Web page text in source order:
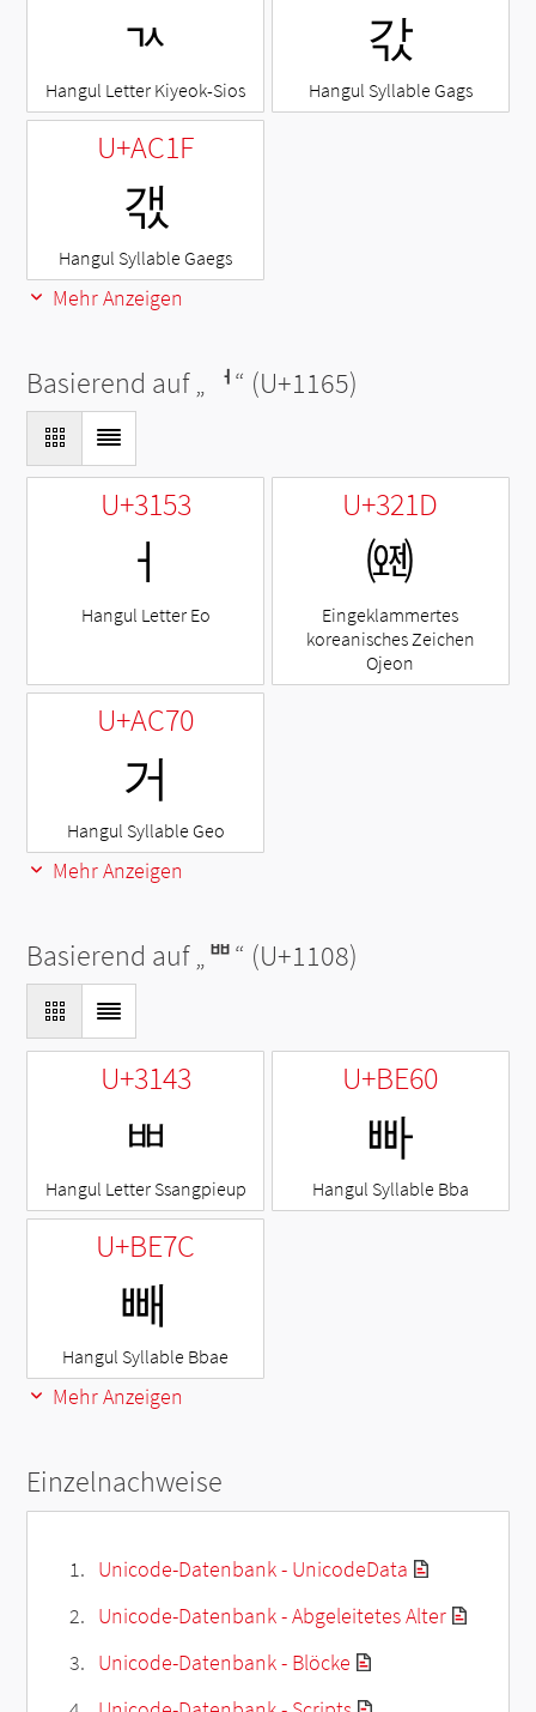
ㄳ
Hangul Letter Kiyeok-Sios
갃
Hangul Syllable Gags
U+AC1F
갟
Hangul Syllable Gaegs
Mehr Anzeigen
Basierend auf „ ᅥ“ (U+1165)
U+3153
ㅓ
Hangul Letter Eo
U+321D
㈝
Eingeklammertes
koreanisches Zeichen
Ojeon
U+AC70
거
Hangul Syllable Geo
Mehr Anzeigen
Basierend auf „ᄈ“ (U+1108)
U+3143
ㅃ
Hangul Letter Ssangpieup
U+BE60
빠
Hangul Syllable Bba
U+BE7C
빼
Hangul Syllable Bbae
Mehr Anzeigen
Einzelnachweise
Unicode-Datenbank - UnicodeData
Unicode-Datenbank - Abgeleitetes Alter
Unicode-Datenbank - Blöcke